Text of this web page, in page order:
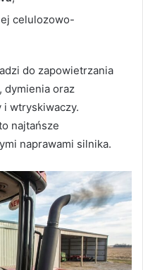
celulozowo-
do zapowietrzania
dymienia oraz
i wtryskiwaczy.
najtańsze
naprawami silnika.